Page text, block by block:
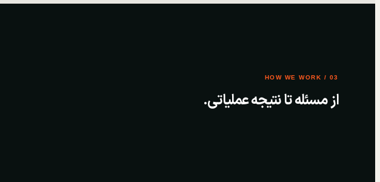
03 / HOW WE WORK
از مسئله تا نتیجه عملیاتی.